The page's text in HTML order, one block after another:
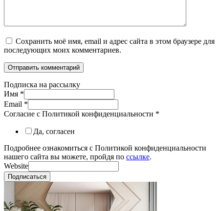
Сохранить моё имя, email и адрес сайта в этом браузере для
последующих моих комментариев.
Подписка на рассылку
Имя *
Email *
Согласие с Политикой конфиденциальности *
Да, согласен
Подробнее ознакомиться с Политикой конфиденциальности
нашего сайта вы можете, пройдя по ссылке.
Website
Подписаться